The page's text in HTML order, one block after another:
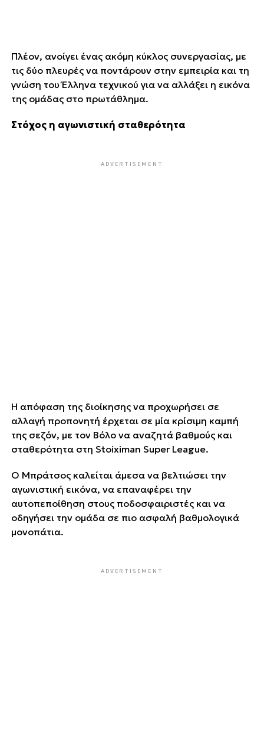
Πλέον, ανοίγει ένας ακόμη κύκλος συνεργασίας, με
τις δύο πλευρές να ποντάρουν στην εμπειρία και τη
γνώση του Έλληνα τεχνικού για να αλλάξει η εικόνα
της ομάδας στο πρωτάθλημα.
Στόχος η αγωνιστική σταθερότητα
ADVERTISEMENT
Η απόφαση της διοίκησης να προχωρήσει σε
αλλαγή προπονητή έρχεται σε μία κρίσιμη καμπή
της σεζόν, με τον Βόλο να αναζητά βαθμούς και
σταθερότητα στη Stoiximan Super League.
Ο Μπράτσος καλείται άμεσα να βελτιώσει την
αγωνιστική εικόνα, να επαναφέρει την
αυτοπεποίθηση στους ποδοσφαιριστές και να
οδηγήσει την ομάδα σε πιο ασφαλή βαθμολογικά
μονοπάτια.
ADVERTISEMENT